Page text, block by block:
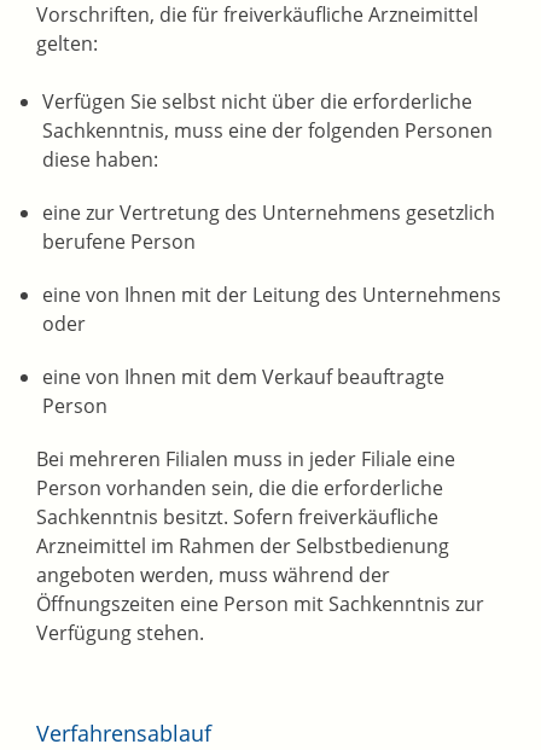
Vorschriften, die für freiverkäufliche Arzneimittel
gelten:
Verfügen Sie selbst nicht über die erforderliche
Sachkenntnis, muss eine der folgenden Personen
diese haben:
eine zur Vertretung des Unternehmens gesetzlich
berufene Person
eine von Ihnen mit der Leitung des Unternehmens
oder
eine von Ihnen mit dem Verkauf beauftragte
Person
Bei mehreren Filialen muss in jeder Filiale eine
Person vorhanden sein, die die erforderliche
Sachkenntnis besitzt. Sofern freiverkäufliche
Arzneimittel im Rahmen der Selbstbedienung
angeboten werden, muss während der
Öffnungszeiten eine Person mit Sachkenntnis zur
Verfügung stehen.
Verfahrensablauf